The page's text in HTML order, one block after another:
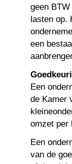
geen
lasten op.
een
Een
de Kamer
omzet per
Een
van de